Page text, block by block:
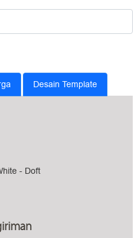
Desain Template
- Doft